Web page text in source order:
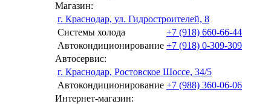
Магазин:
г. Краснодар, ул. Гидростроителей, 8
Системы холода
+7 (918) 660-66-44
Автокондиционирование +7 (918) 0-309-309
Автосервис:
г. Краснодар, Ростовское Шоссе, 34/5
Автокондиционирование +7 (988) 360-06-06
Интернет-магазин: